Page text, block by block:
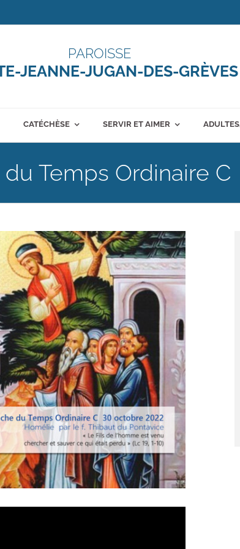
PAROISSE
JEANNE-JUGAN-DES-GRÈVES
CATÉCHÈSE SERVIR ET AIMER
Temps Ordinaire C